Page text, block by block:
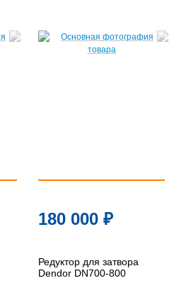
180 000 ₽
Редуктор для затвора
Dendor DN700-800